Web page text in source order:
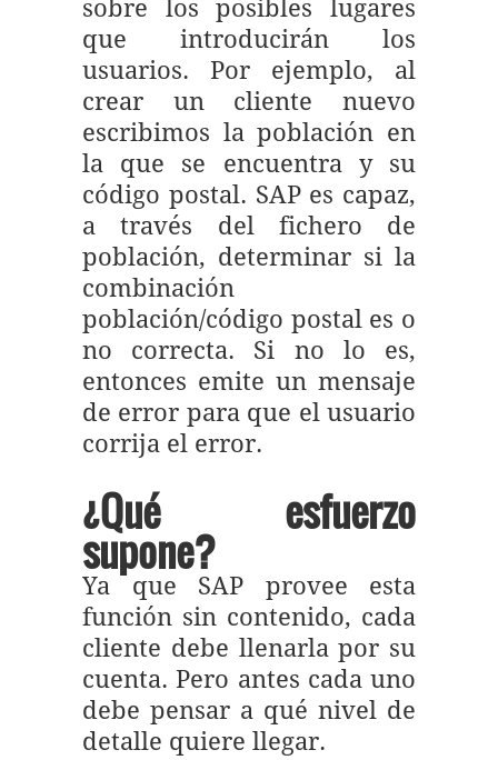
sobre los posibles lugares
que introducirán los
usuarios. Por ejemplo, al
crear un cliente nuevo
escribimos la población en
la que se encuentra y su
código postal. SAP es capaz,
a través del fichero de
población, determinar si la
combinación
población/código postal es o
no correcta. Si no lo es,
entonces emite un mensaje
de error para que el usuario
corrija el error.
¿Qué esfuerzo
supone?
Ya que SAP provee esta
función sin contenido, cada
cliente debe llenarla por su
cuenta. Pero antes cada uno
debe pensar a qué nivel de
detalle quiere llegar.